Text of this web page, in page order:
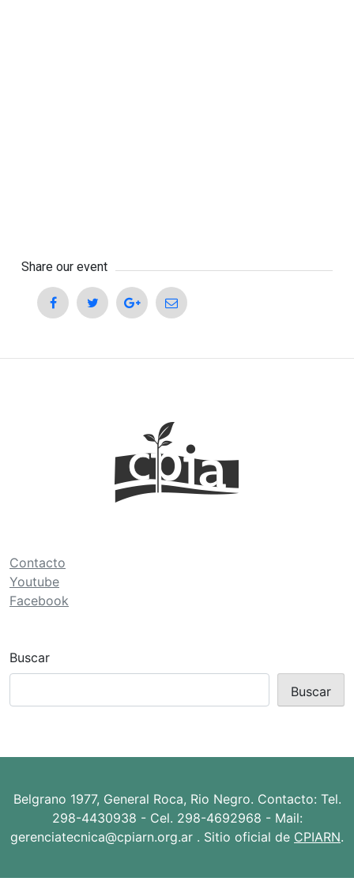
Share our event
Contacto
Youtube
Facebook
Buscar
Buscar
Belgrano 1977, General Roca, Rio Negro. Contacto: Tel.
298-4430938 - Cel. 298-4692968 - Mail:
gerenciatecnica@cpiarn.org.ar . Sitio oficial de CPIARN.